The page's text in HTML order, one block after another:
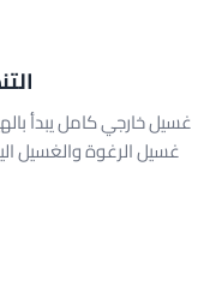
غسيل خارجي كامل يبدأ
غسيل الرغوة والغسيل